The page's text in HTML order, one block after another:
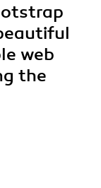
web
the